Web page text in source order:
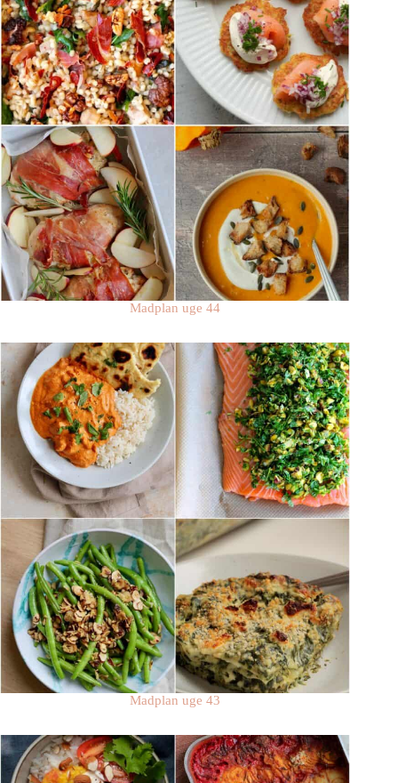
Madplan uge 44
Madplan uge 43